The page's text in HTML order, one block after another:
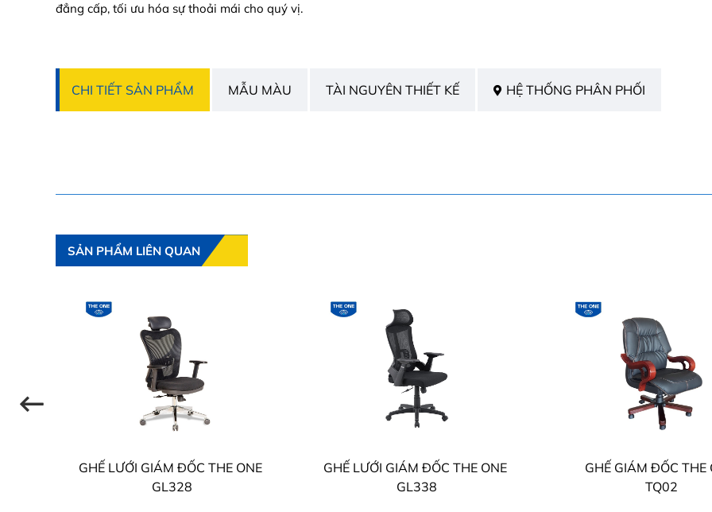
đẳng cấp, tối ưu hóa sự thoải mái cho quý vị.
CHI TIẾT SẢN PHẨM MẪU MÀU TÀI NGUYÊN THIẾT KẾ HỆ THỐNG PHÂN PHỐI
SẢN PHẨM LIÊN QUAN
GHẾ LƯỚI GIÁM ĐỐC THE ONE
GL328
GHẾ LƯỚI GIÁM ĐỐC THE ONE
GL338
GHẾ GIÁM ĐỐC THE
TQ02